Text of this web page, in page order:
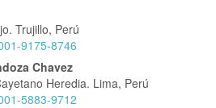
Trujillo, Perú
9175-8746
Chavez
Heredia. Lima, Perú
5883-9712